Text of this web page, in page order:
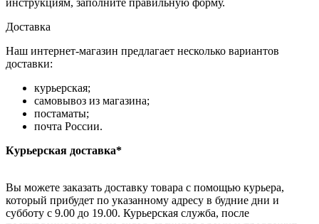
инструкциям, заполните правильную форму.
Доставка
Наш интернет-магазин предлагает несколько вариантов
доставки:
курьерская;
самовывоз из магазина;
постаматы;
почта России.
Курьерская доставка*
Вы можете заказать доставку товара с помощью курьера,
который прибудет по указанному адресу в будние дни и
субботу с 9.00 до 19.00. Курьерская служба, после